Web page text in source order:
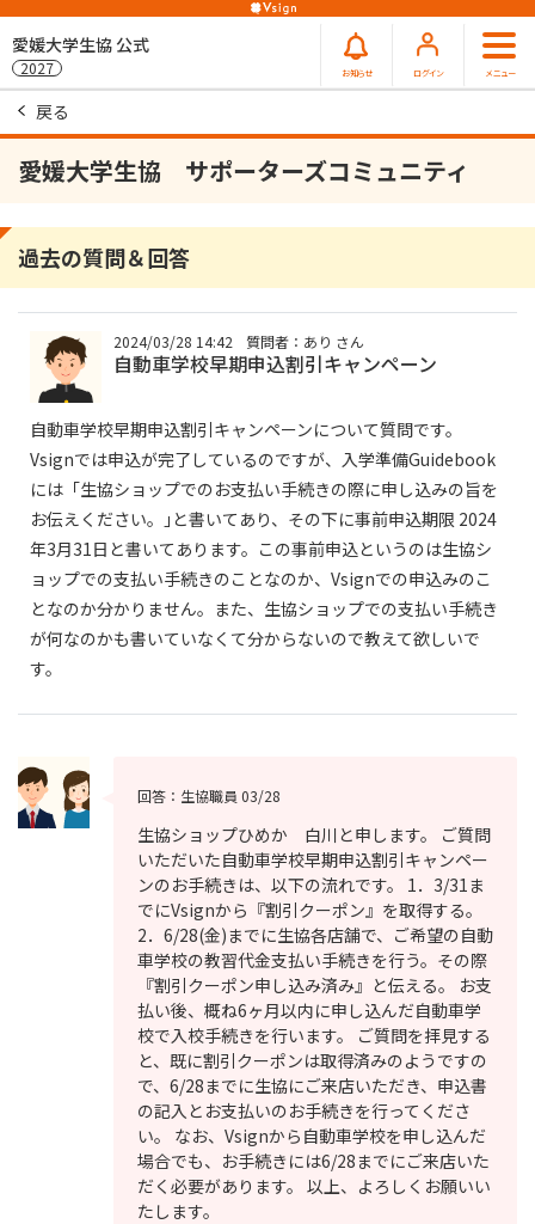
愛媛大学生協 公式
2027 お知らせ ログイン メニュー
戻る
愛媛大学生協 サポーターズコミュニティ
過去の質問＆回答
2024/03/28 14:42 質問者：あり さん
自動車学校早期申込割引キャンペーン
自動車学校早期申込割引キャンペーンについて質問です。
Vsignでは申込が完了しているのですが、入学準備Guidebook
には「生協ショップでのお支払い手続きの際に申し込みの旨を
お伝えください。｣と書いてあり、その下に事前申込期限 2024
年3月31日と書いてあります。この事前申込というのは生協シ
ョップでの支払い手続きのことなのか、Vsignでの申込みのこ
となのか分かりません。また、生協ショップでの支払い手続き
が何なのかも書いていなくて分からないので教えて欲しいで
す。
回答：生協職員 03/28
生協ショップひめか 白川と申します。 ご質問
いただいた自動車学校早期申込割引キャンペー
ンのお手続きは、以下の流れです。 1．3/31ま
でにVsignから『割引クーポン』を取得する。
2．6/28(金)までに生協各店舗で、ご希望の自動
車学校の教習代金支払い手続きを行う。その際
『割引クーポン申し込み済み』と伝える。 お支
払い後、概ね6ヶ月以内に申し込んだ自動車学
校で入校手続きを行います。 ご質問を拝見する
と、既に割引クーポンは取得済みのようですの
で、6/28までに生協にご来店いただき、申込書
の記入とお支払いのお手続きを行ってくださ
い。 なお、Vsignから自動車学校を申し込んだ
場合でも、お手続きには6/28までにご来店いた
だく必要があります。 以上、よろしくお願いい
たします。